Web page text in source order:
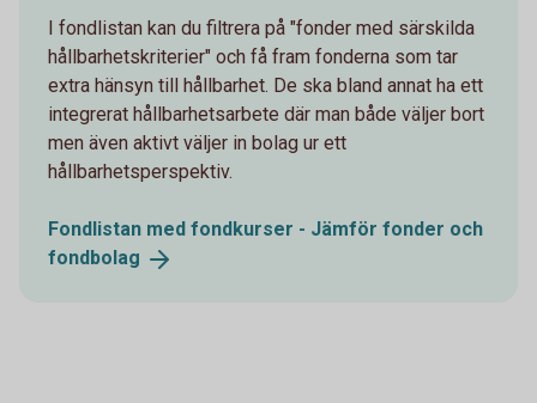
I fondlistan kan du filtrera på "fonder med särskilda
hållbarhetskriterier" och få fram fonderna som tar
extra hänsyn till hållbarhet. De ska bland annat ha ett
integrerat hållbarhetsarbete där man både väljer bort
men även aktivt väljer in bolag ur ett
hållbarhetsperspektiv.
Fondlistan med fondkurser - Jämför fonder och
fondbolag